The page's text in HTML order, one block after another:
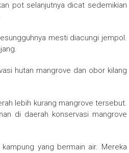
pot selanjutnya dicat sedemikian
mesti diacungi jempol.
hutan mangrove dan obor kilang
lebih kurang mangrove tersebut.
di daerah konservasi mangrove
yang bermain air. Mereka